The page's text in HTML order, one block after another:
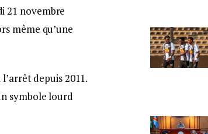
21 novembre
même qu’une
depuis 2011.
symbole lourd